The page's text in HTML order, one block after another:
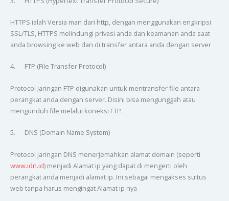
HTTPS ialah Versia man dari http, dengan menggunakan engkripsi
SSL/TLS, HTTPS melindungi privasi anda dan keamanan anda saat
anda browsing ke web dan di transfer antara anda dengan server
4. FTP (File Transfer Protocol)
Protocol jaringan FTP digunakan untuk mentransfer file antara
perangkat anda dengan server. Disini bisa mengunggah atau
mengunduh file melalui koneksi FTP.
5. DNS (Domain Name System)
Protocol jaringan DNS menerjemahkan alamat domain (seperti
www.idn.id) menjadi Alamat ip yang dapat di mengerti oleh
perangkat anda menjadi alamat ip. Ini sebagai mengakses suitus
web tanpa harus mengingat Alamat ip nya